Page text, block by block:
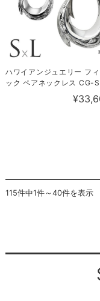
ハワイアンジュエリー フ
ック ペアネックレス CG-
115件中1件～40件を表示